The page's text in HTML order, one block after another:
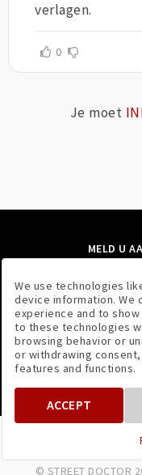
verlagen.
0
Je moet
MELD U
© STREET DOCTOR
We use technologies
device information. We
experience and to
to these technologies
browsing behavior or
or withdrawing
features and functions.
ACCEPT